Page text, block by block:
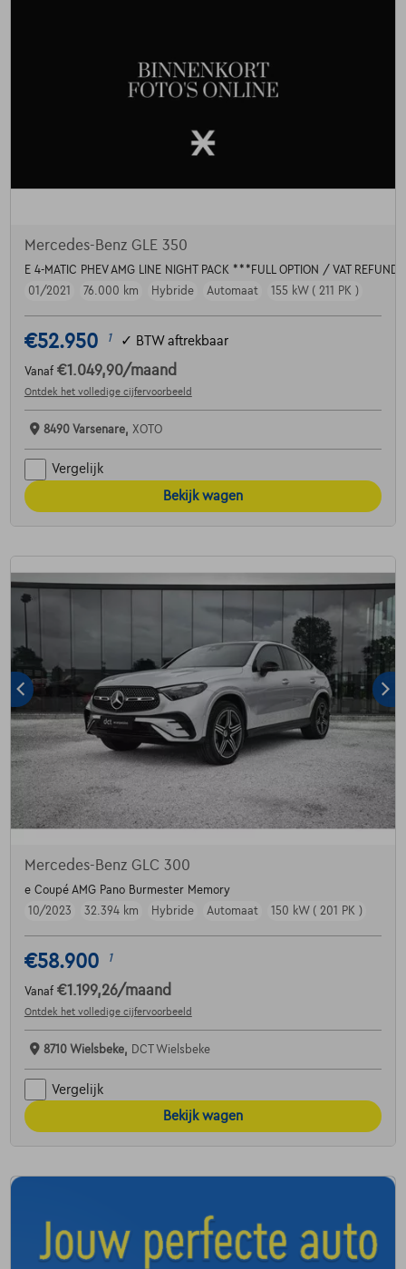
Mercedes-Benz GLE 350
E 4-MATIC PHEV AMG LINE NIGHT PACK ***FULL OPTION / VAT
01/2021
76.000 km Hybride Automaat 155 kW ( 211 PK )
€52.950 1 ✓ BTW aftrekbaar
Vanaf €1.049,90/maand
Ontdek het volledige cijfervoorbeeld
8490 Varsenare, XOTO
Vergelijk
Bekijk wagen
Mercedes-Benz GLC 300
e Coupé AMG Pano Burmester Memory
10/2023
32.394 km Hybride Automaat 150 kW ( 201 PK )
€58.900 1
Vanaf €1.199,26/maand
Ontdek het volledige cijfervoorbeeld
8710 Wielsbeke, DCT Wielsbeke
Vergelijk
Bekijk wagen